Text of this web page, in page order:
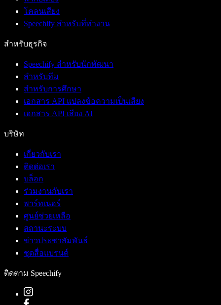
โคลนเสียง
Speechify สำหรับที่ทำงาน
สำหรับธุรกิจ
Speechify สำหรับนักพัฒนา
สำหรับทีม
สำหรับการศึกษา
เอกสาร API แปลงข้อความเป็นเสียง
เอกสาร API เสียง AI
บริษัท
เกี่ยวกับเรา
ติดต่อเรา
บล็อก
ร่วมงานกับเรา
พาร์ทเนอร์
ศูนย์ช่วยเหลือ
สถานะระบบ
ข่าวประชาสัมพันธ์
ชุดสื่อแบรนด์
ติดตาม Speechify